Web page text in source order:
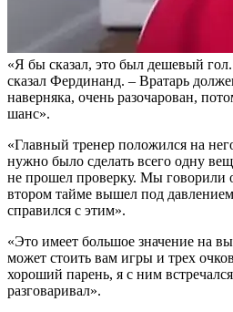
«Я бы сказал, это был дешевый
сказал Фердинанд. – Вратарь
наверняка, очень разочарован,
шанс».
«Главный тренер положился на
нужно было сделать всего одну
не прошел проверку. Мы говорили
втором тайме вышел под
справился с этим».
«Это имеет большое значение на
может стоить вам игры и трех
хороший парень, я с ним
разговаривал».